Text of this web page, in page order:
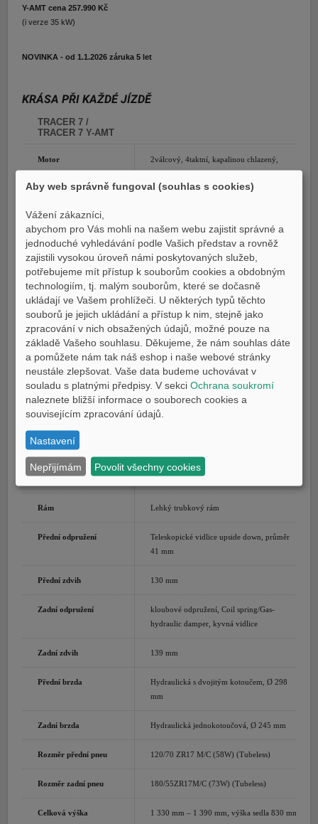
KRÁSA PŘI KAŽDÉ JÍZDĚ
TRACER 7 /
TRACER 7 Y-AMT
Motor
2válcový, 4taktní, kapalinou chlazený,
DOHC, 4ventilový
Výkon
54,0 kW @ 8 750 rpm a nebo omezení na
35,0 kW 7 500 rpm
Kroutící moment 68,0 Nm (6,93 kg-m) @ 6 500 rpm
Příprava směsi
Elektronické vstřikování paliva, emise 97
g/km, spotřeba 4,1 l / 100 km
Systém zapalování TCI
Systém mazání Zásoba oleje v klikové skříni
Systém startování elektrický startér
Převodovka/převodový
poměr
Koncový převod Řetězem
Rám Lehký trubkový rám
Přední odpružení
Teleskopické vidlice upside down, průměr
41 mm
Přední zdvih 130 mm
Zadní odpružení
kloubové odpružení, Coil spring/Gas-
hydraulic damper, kyvná vidlice
Zadní zdvih 139 mm
Přední brzda
Hydraulická s dvojitým kotoučem, Ø 298
mm
Zadní brzda Hydraulická jednokotoučová, Ø 245 mm
Rozměr přední pneu 120/70 ZR17 M/C (58W) (Tubeless)
Rozměr zadní pneu 180/55ZR17M/C (73W) (Tubeless)
Celková výška
1 330 mm – 1 390 mm, výška sedla 830 mm
Y-AMT cena 257.990 Kč
(i verze 35 kW)
NOVINKA - od 1.1.2026 záruka 5 let
Aby web správně fungoval (souhlas s cookies)
Vážení zákazníci,
abychom pro Vás mohli na našem webu zajistit správné a
jednoduché vyhledávání podle Vašich představ a rovněž
zajistili vysokou úroveň námi poskytovaných služeb,
potřebujeme mít přístup k souborům cookies a obdobným
technologiím, tj. malým souborům, které se dočasně
ukládají ve Vašem prohlížeči. U některých typů těchto
souborů je jejich ukládání a přístup k nim, stejně jako
zpracování v nich obsažených údajů, možné pouze na
základě Vašeho souhlasu. Děkujeme, že nám souhlas dáte
a pomůžete nám tak náš eshop i naše webové stránky
neustále zlepšovat. Vaše data budeme uchovávat v
souladu s platnými předpisy. V sekciOchrana soukromí
naleznete bližší informace o souborech cookies a
souvisejícím zpracování údajů.
Nastavení
Nepřijímám Povolit všechny cookies